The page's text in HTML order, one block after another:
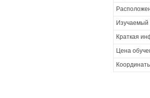
Изучаемый
Краткая
Цена